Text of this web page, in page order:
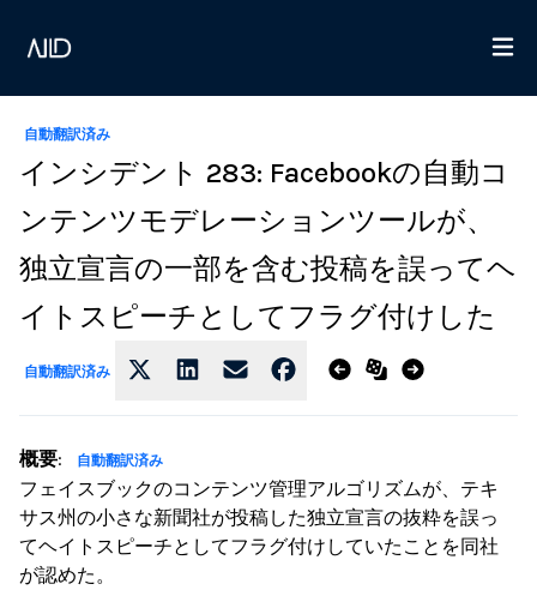
自動翻訳済み
インシデント 283: Facebookの自動コ
ンテンツモデレーションツールが、
独立宣言の一部を含む投稿を誤ってヘ
イトスピーチとしてフラグ付けした
自動翻訳済み
概要: 自動翻訳済み
フェイスブックのコンテンツ管理アルゴリズムが、テキ
サス州の小さな新聞社が投稿した独立宣言の抜粋を誤っ
てヘイトスピーチとしてフラグ付けしていたことを同社
が認めた。